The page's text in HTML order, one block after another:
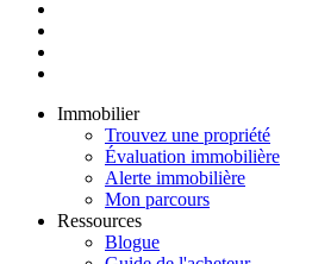
Immobilier
Trouvez une propriété
Évaluation immobilière
Alerte immobilière
Mon parcours
Ressources
Blogue